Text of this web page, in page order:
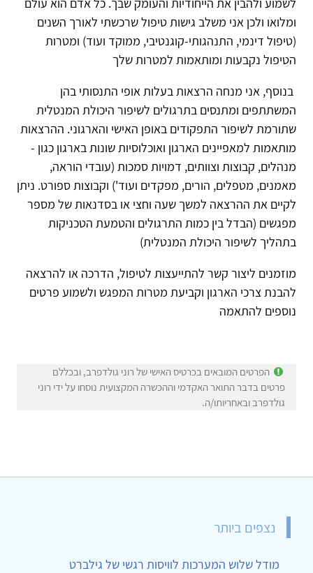
ומלואו ולכן אני משלב גישות טיפול שרכשתי לאורך השנים
(טיפול דינמי, התנהגותי-קוגנטיבי, ממוקד ועוד) ומטרות
הטיפול נקבעות ומותאמות למטרות שלך
בנוסף, אני מנחה הרצאות בעלות אופי התנסותי בהן
המשתתפים ומתנסים בתרגולים לשיפור היכולת המנטלית
שתורמת לשיפור התפקודים באופן האישי והארגוני. ההרצאות
מותאמות למאפיינים הארגון ואוכלוסיות שונות בארגון כגון -
מנהלים, קבוצות וצוותים, דמויות סמכות (עובדי הוראה,
מאמנים, מטפלים, הורים, מפקדים ועוד') וקבוצות ספורט. ניתן
לקיים את ההרצאה למשך שעה וחצי או בסדנאות של מספר
מפגשים (הבדל בין כמות התרגולים והטמעת הטכניקות
בתהליך לשיפור היכולת המנטלית)
מוזמנים ליצור קשר להתייעצות לטיפול, הדרכה או להרצאה
להבנת צרכי הארגון וקביעת מטרות המפגש ולשמוע פרטים
נוספים להתאמה
הפרטים המובאים בכרטיס האישי של רוני גולדפרב, ובכללם
פרטים בדבר התואר האקדמי וההכשרה המקצועית נוסחו על ידי רוני
גולדפרב ובאחריותו/ה.
נצפים ביותר
מודל שלוש המערכות לוויסות רגשי של גילברט